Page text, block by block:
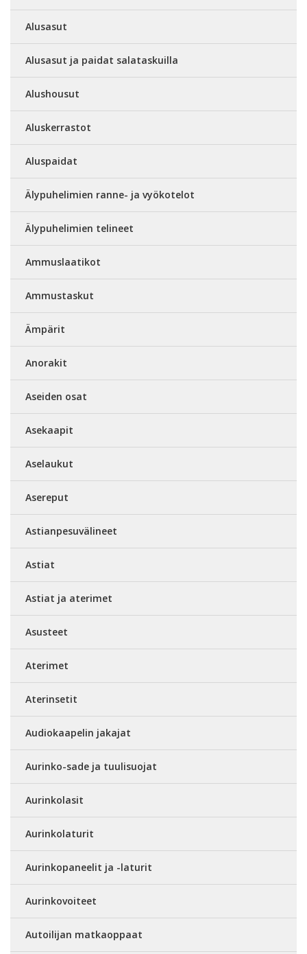
Alusasut
Alusasut ja paidat salataskuilla
Alushousut
Aluskerrastot
Aluspaidat
Älypuhelimien ranne- ja vyökotelot
Älypuhelimien telineet
Ammuslaatikot
Ammustaskut
Ämpärit
Anorakit
Aseiden osat
Asekaapit
Aselaukut
Asereput
Astianpesuvälineet
Astiat
Astiat ja aterimet
Asusteet
Aterimet
Aterinsetit
Audiokaapelin jakajat
Aurinko-sade ja tuulisuojat
Aurinkolasit
Aurinkolaturit
Aurinkopaneelit ja -laturit
Aurinkovoiteet
Autoilijan matkaoppaat